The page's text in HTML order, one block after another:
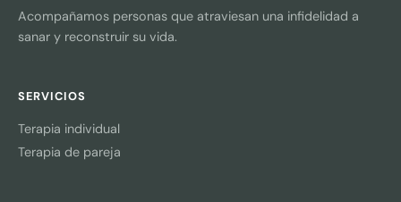
Acompañamos personas que atraviesan una infidelidad a
sanar y reconstruir su vida.
SERVICIOS
Terapia individual
Terapia de pareja